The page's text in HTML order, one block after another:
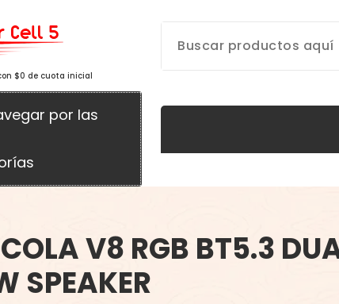
$0 de cuota inicial
por las
V8 RGB BT5.3
SPEAKER